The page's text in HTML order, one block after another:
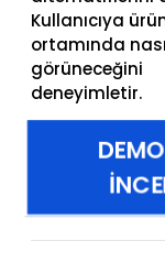
Kullanıcıya
ortamında
görüneceğini
deneyimletir.